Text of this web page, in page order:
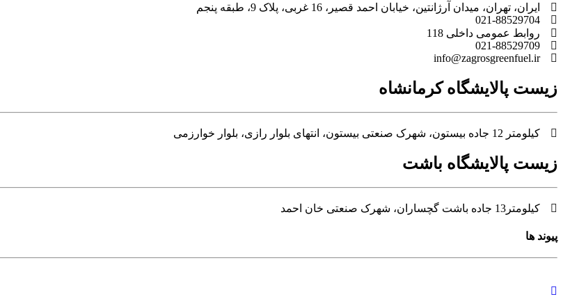
ایران، تهران، میدان آرژانتین، خیابان احمد قصیر، 16 غربی، پلاک 9، طبقه پنجم
021-88529704
روابط عمومی داخلی 118
021-88529709
info@zagrosgreenfuel.ir​
زیست پالایشگاه کرمانشاه
کیلومتر 12 جاده بیستون، شهرک صنعتی بیستون، انتهای بلوار رازی، بلوار خوارزمی
زیست پالایشگاه باشت
کیلومتر13 جاده باشت گچساران، شهرک صنعتی خان احمد
پیوند ها